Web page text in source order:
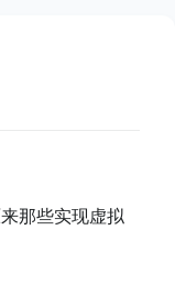
那些实现虚拟